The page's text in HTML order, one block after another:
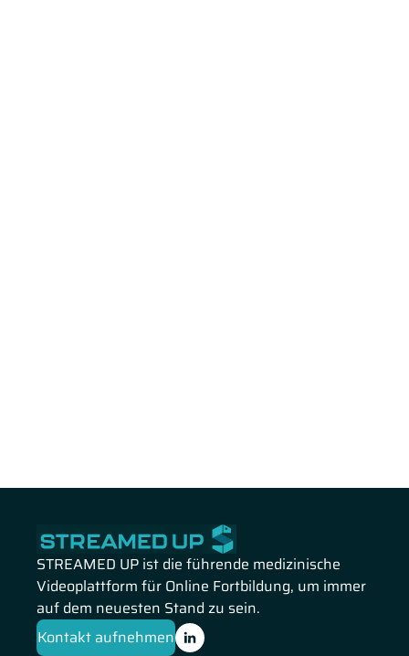
STREAMED UP ist die führende medizinische
Videoplattform für Online Fortbildung, um immer
auf dem neuesten Stand zu sein.
Kontakt aufnehmen